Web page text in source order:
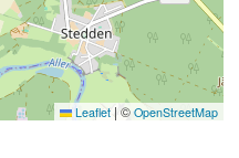
Leaflet | ©OpenStreetMap